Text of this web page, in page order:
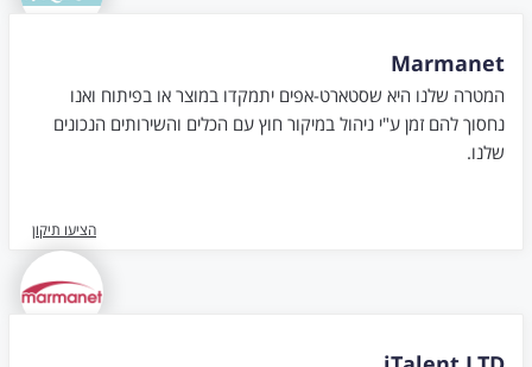
Marmanet
המטרה שלנו היא שסטארט-אפים יתמקדו במוצר או בפיתוח ואנו
נחסוך להם זמן ע"י ניהול במיקור חוץ עם הכלים והשירותים הנכונים
שלנו.
הציעו תיקון